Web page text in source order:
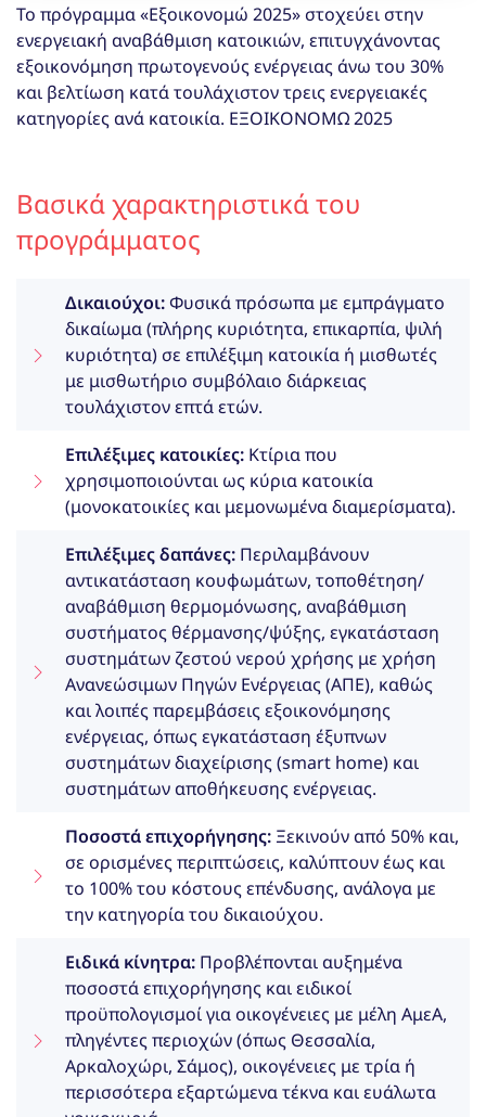
Το πρόγραμμα «Εξοικονομώ 2025» στοχεύει στην
ενεργειακή αναβάθμιση κατοικιών, επιτυγχάνοντας
εξοικονόμηση πρωτογενούς ενέργειας άνω του 30%
και βελτίωση κατά τουλάχιστον τρεις ενεργειακές
κατηγορίες ανά κατοικία. ΕΞΟΙΚΟΝΟΜΩ 2025
Βασικά χαρακτηριστικά του
προγράμματος
Δικαιούχοι:Φυσικά πρόσωπα με εμπράγματο
δικαίωμα (πλήρης κυριότητα, επικαρπία, ψιλή
κυριότητα) σε επιλέξιμη κατοικία ή μισθωτές
με μισθωτήριο συμβόλαιο διάρκειας
τουλάχιστον επτά ετών.
Επιλέξιμες κατοικίες: Κτίρια που
χρησιμοποιούνται ως κύρια κατοικία
(μονοκατοικίες και μεμονωμένα διαμερίσματα).
Επιλέξιμες δαπάνες: Περιλαμβάνουν
αντικατάσταση κουφωμάτων, τοποθέτηση/
αναβάθμιση θερμομόνωσης, αναβάθμιση
συστήματος θέρμανσης/ψύξης, εγκατάσταση
συστημάτων ζεστού νερού χρήσης με χρήση
Ανανεώσιμων Πηγών Ενέργειας (ΑΠΕ), καθώς
και λοιπές παρεμβάσεις εξοικονόμησης
ενέργειας, όπως εγκατάσταση έξυπνων
συστημάτων διαχείρισης (smart home) και
συστημάτων αποθήκευσης ενέργειας.
Ποσοστά επιχορήγησης: Ξεκινούν από 50% και,
σε ορισμένες περιπτώσεις, καλύπτουν έως και
το 100% του κόστους επένδυσης, ανάλογα με
την κατηγορία του δικαιούχου.
Ειδικά κίνητρα: Προβλέπονται αυξημένα
ποσοστά επιχορήγησης και ειδικοί
προϋπολογισμοί για οικογένειες με μέλη ΑμεΑ,
πληγέντες περιοχών (όπως Θεσσαλία,
Αρκαλοχώρι, Σάμος), οικογένειες με τρία ή
περισσότερα εξαρτώμενα τέκνα και ευάλωτα